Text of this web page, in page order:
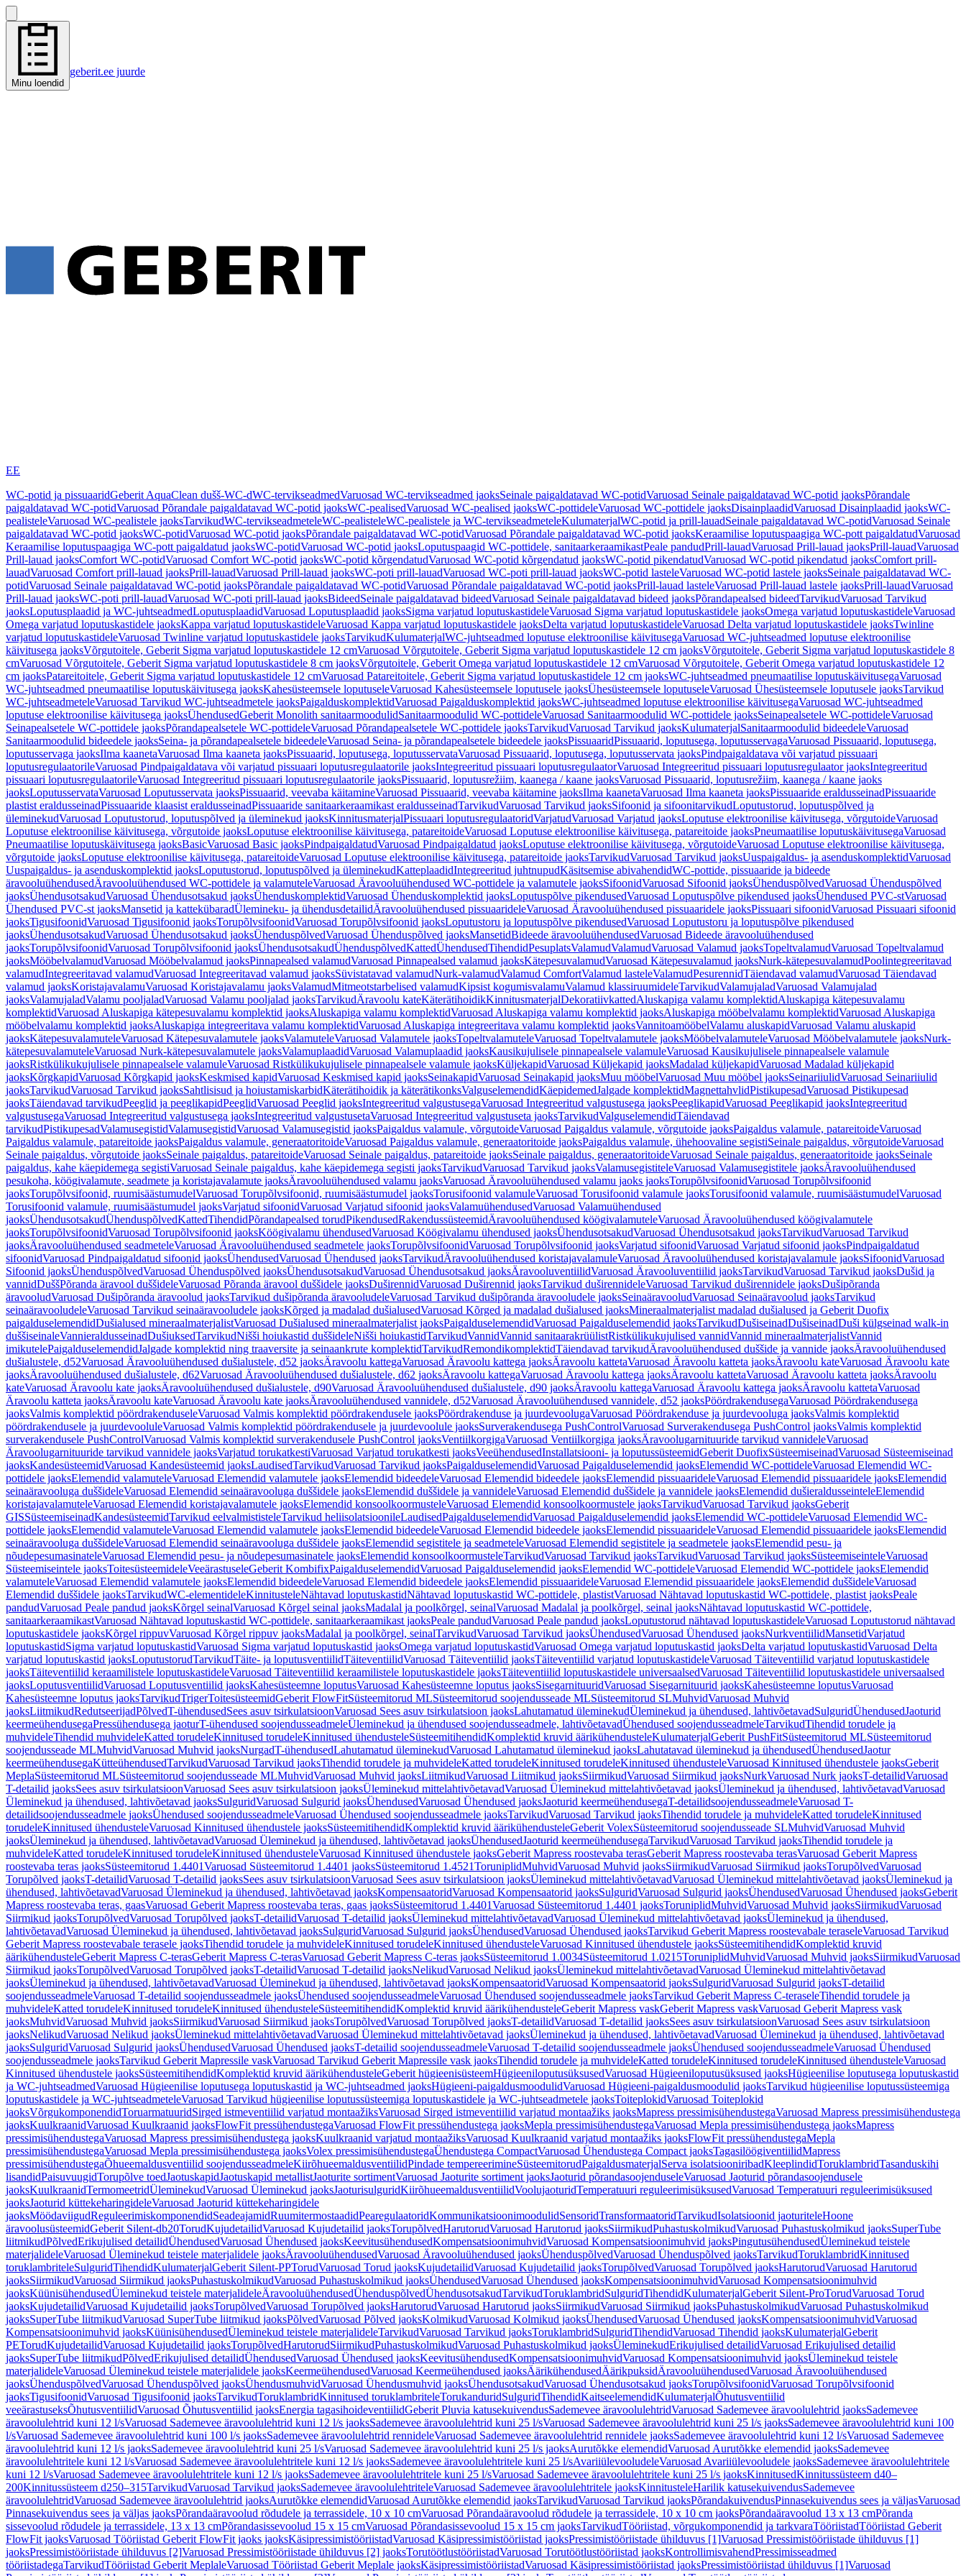
Minu loendid
geberit.ee juurde
EE
WC-potid ja pissuaaridGeberit AquaClean dušš-WC-dWC-tervikseadmedVaruosad WC-tervikseadmed jaoksSeinale paigaldatavad WC-potidVaruosad Seinale paigaldatavad WC-potid jaoksPõrandale
paigaldatavad WC-potidVaruosad Põrandale paigaldatavad WC-potid jaoksWC-pealisedVaruosad WC-pealised jaoksWC-pottideleVaruosad WC-pottidele jaoksDisainplaadidVaruosad Disainplaadid jaoksWC-
pealisteleVaruosad WC-pealistele jaoksTarvikudWC-tervikseadmeteleWC-pealisteleWC-pealistele ja WC-tervikseadmeteleKulumaterjalWC-potid ja prill-lauadSeinale paigaldatavad WC-potidVaruosad Seinale
paigaldatavad WC-potid jaoksWC-potidVaruosad WC-potid jaoksPõrandale paigaldatavad WC-potidVaruosad Põrandale paigaldatavad WC-potid jaoksKeraamilise loputuspaagiga WC-pott paigaldatudVaruosad
Keraamilise loputuspaagiga WC-pott paigaldatud jaoksWC-potidVaruosad WC-potid jaoksLoputuspaagid WC-pottidele, sanitaarkeraamikastPeale pandudPrill-lauadVaruosad Prill-lauad jaoksPrill-lauadVaruosad
Prill-lauad jaoksComfort WC-potidVaruosad Comfort WC-potid jaoksWC-potid kõrgendatudVaruosad WC-potid kõrgendatud jaoksWC-potid pikendatudVaruosad WC-potid pikendatud jaoksComfort prill-
lauadVaruosad Comfort prill-lauad jaoksPrill-lauadVaruosad Prill-lauad jaoksWC-poti prill-lauadVaruosad WC-poti prill-lauad jaoksWC-potid lasteleVaruosad WC-potid lastele jaoksSeinale paigaldatavad WC-
potidVaruosad Seinale paigaldatavad WC-potid jaoksPõrandale paigaldatavad WC-potidVaruosad Põrandale paigaldatavad WC-potid jaoksPrill-lauad lasteleVaruosad Prill-lauad lastele jaoksPrill-lauadVaruosad
Prill-lauad jaoksWC-poti prill-lauadVaruosad WC-poti prill-lauad jaoksBideedSeinale paigaldatavad bideedVaruosad Seinale paigaldatavad bideed jaoksPõrandapealsed bideedTarvikudVaruosad Tarvikud
jaoksLoputusplaadid ja WC-juhtseadmedLoputusplaadidVaruosad Loputusplaadid jaoksSigma varjatud loputuskastideleVaruosad Sigma varjatud loputuskastidele jaoksOmega varjatud loputuskastideleVaruosad
Omega varjatud loputuskastidele jaoksKappa varjatud loputuskastideleVaruosad Kappa varjatud loputuskastidele jaoksDelta varjatud loputuskastideleVaruosad Delta varjatud loputuskastidele jaoksTwinline
varjatud loputuskastideleVaruosad Twinline varjatud loputuskastidele jaoksTarvikudKulumaterjalWC-juhtseadmed loputuse elektroonilise käivitusegaVaruosad WC-juhtseadmed loputuse elektroonilise
käivitusega jaoksVõrgutoitele, Geberit Sigma varjatud loputuskastidele 12 cmVaruosad Võrgutoitele, Geberit Sigma varjatud loputuskastidele 12 cm jaoksVõrgutoitele, Geberit Sigma varjatud loputuskastidele 8
cmVaruosad Võrgutoitele, Geberit Sigma varjatud loputuskastidele 8 cm jaoksVõrgutoitele, Geberit Omega varjatud loputuskastidele 12 cmVaruosad Võrgutoitele, Geberit Omega varjatud loputuskastidele 12
cm jaoksPatareitoitele, Geberit Sigma varjatud loputuskastidele 12 cmVaruosad Patareitoitele, Geberit Sigma varjatud loputuskastidele 12 cm jaoksWC-juhtseadmed pneumaatilise loputuskäivitusegaVaruosad
WC-juhtseadmed pneumaatilise loputuskäivitusega jaoksKahesüsteemsele loputuseleVaruosad Kahesüsteemsele loputusele jaoksÜhesüsteemsele loputuseleVaruosad Ühesüsteemsele loputusele jaoksTarvikud
WC-juhtseadmeteleVaruosad Tarvikud WC-juhtseadmetele jaoksPaigalduskomplektidVaruosad Paigalduskomplektid jaoksWC-juhtseadmed loputuse elektroonilise käivitusegaVaruosad WC-juhtseadmed
loputuse elektroonilise käivitusega jaoksÜhendusedGeberit Monolith sanitaarmoodulidSanitaarmoodulid WC-pottideleVaruosad Sanitaarmoodulid WC-pottidele jaoksSeinapealsetele WC-pottideleVaruosad
Seinapealsetele WC-pottidele jaoksPõrandapealsetele WC-pottideleVaruosad Põrandapealsetele WC-pottidele jaoksTarvikudVaruosad Tarvikud jaoksKulumaterjalSanitaarmoodulid bideedeleVaruosad
Sanitaarmoodulid bideedele jaoksSeina- ja põrandapealsetele bideedeleVaruosad Seina- ja põrandapealsetele bideedele jaoksPissuaaridPissuaarid, loputusega, loputusservagaVaruosad Pissuaarid, loputusega,
loputusservaga jaoksIlma kaanetaVaruosad Ilma kaaneta jaoksPissuaarid, loputusega, loputusservataVaruosad Pissuaarid, loputusega, loputusservata jaoksPindpaigaldatava või varjatud pissuaari
loputusregulaatorileVaruosad Pindpaigaldatava või varjatud pissuaari loputusregulaatorile jaoksIntegreeritud pissuaari loputusregulaatorVaruosad Integreeritud pissuaari loputusregulaator jaoksIntegreeritud
pissuaari loputusregulaatorileVaruosad Integreeritud pissuaari loputusregulaatorile jaoksPissuaarid, loputusrežiim, kaanega / kaane jaoksVaruosad Pissuaarid, loputusrežiim, kaanega / kaane jaoks
jaoksLoputusservataVaruosad Loputusservata jaoksPissuaarid, veevaba käitamineVaruosad Pissuaarid, veevaba käitamine jaoksIlma kaanetaVaruosad Ilma kaaneta jaoksPissuaaride eraldusseinadPissuaaride
plastist eraldusseinadPissuaaride klaasist eraldusseinadPissuaaride sanitaarkeraamikast eraldusseinadTarvikudVaruosad Tarvikud jaoksSifoonid ja sifoonitarvikudLoputustorud, loputuspõlved ja
üleminekudVaruosad Loputustorud, loputuspõlved ja üleminekud jaoksKinnitusmaterjalPissuaari loputusregulaatoridVarjatudVaruosad Varjatud jaoksLoputuse elektroonilise käivitusega, võrgutoideVaruosad
Loputuse elektroonilise käivitusega, võrgutoide jaoksLoputuse elektroonilise käivitusega, patareitoideVaruosad Loputuse elektroonilise käivitusega, patareitoide jaoksPneumaatilise loputuskäivitusegaVaruosad
Pneumaatilise loputuskäivitusega jaoksBasicVaruosad Basic jaoksPindpaigaldatudVaruosad Pindpaigaldatud jaoksLoputuse elektroonilise käivitusega, võrgutoideVaruosad Loputuse elektroonilise käivitusega,
võrgutoide jaoksLoputuse elektroonilise käivitusega, patareitoideVaruosad Loputuse elektroonilise käivitusega, patareitoide jaoksTarvikudVaruosad Tarvikud jaoksUuspaigaldus- ja asenduskomplektidVaruosad
Uuspaigaldus- ja asenduskomplektid jaoksLoputustorud, loputuspõlved ja üleminekudKatteplaadidIntegreeritud juhtnupudKäsitsemise abivahendidWC-pottide, pissuaaride ja bideede
äravooluühendusedÄravooluühendused WC-pottidele ja valamuteleVaruosad Äravooluühendused WC-pottidele ja valamutele jaoksSifoonidVaruosad Sifoonid jaoksÜhenduspõlvedVaruosad Ühenduspõlved
jaoksÜhendusotsakudVaruosad Ühendusotsakud jaoksÜhenduskomplektidVaruosad Ühenduskomplektid jaoksLoputuspõlve pikendusedVaruosad Loputuspõlve pikendused jaoksÜhendused PVC-stVaruosad
Ühendused PVC-st jaoksMansetid ja kattekübaradÜlemineku- ja ühendusdetailidÄravooluühendused pissuaarideleVaruosad Äravooluühendused pissuaaridele jaoksPissuaari sifoonidVaruosad Pissuaari sifoonid
jaoksTigusifoonidVaruosad Tigusifoonid jaoksTorupõlvsifoonidVaruosad Torupõlvsifoonid jaoksLoputustoru ja loputuspõlve pikendusedVaruosad Loputustoru ja loputuspõlve pikendused
jaoksÜhendusotsakudVaruosad Ühendusotsakud jaoksÜhenduspõlvedVaruosad Ühenduspõlved jaoksMansetidBideede äravooluühendusedVaruosad Bideede äravooluühendused
jaoksTorupõlvsifoonidVaruosad Torupõlvsifoonid jaoksÜhendusotsakudÜhenduspõlvedKattedÜhendusedTihendidPesuplatsValamudValamudVaruosad Valamud jaoksTopeltvalamudVaruosad Topeltvalamud
jaoksMööbelvalamudVaruosad Mööbelvalamud jaoksPinnapealsed valamudVaruosad Pinnapealsed valamud jaoksKätepesuvalamudVaruosad Kätepesuvalamud jaoksNurk-kätepesuvalamudPoolintegreeritavad
valamudIntegreeritavad valamudVaruosad Integreeritavad valamud jaoksSüvistatavad valamudNurk-valamudValamud ComfortValamud lasteleValamudPesurennidTäiendavad valamudVaruosad Täiendavad
valamud jaoksKoristajavalamuVaruosad Koristajavalamu jaoksValamudMitmeotstarbelised valamudKipsist kogumisvalamuValamud klassiruumideleTarvikudValamujaladVaruosad Valamujalad
jaoksValamujaladValamu pooljaladVaruosad Valamu pooljalad jaoksTarvikudÄravoolu kateKäterätihoidikKinnitusmaterjalDekoratiivkattedAluskapiga valamu komplektidAluskapiga kätepesuvalamu
komplektidVaruosad Aluskapiga kätepesuvalamu komplektid jaoksAluskapiga valamu komplektidVaruosad Aluskapiga valamu komplektid jaoksAluskapiga mööbelvalamu komplektidVaruosad Aluskapiga
mööbelvalamu komplektid jaoksAluskapiga integreeritava valamu komplektidVaruosad Aluskapiga integreeritava valamu komplektid jaoksVannitoamööbelValamu aluskapidVaruosad Valamu aluskapid
jaoksKätepesuvalamuteleVaruosad Kätepesuvalamutele jaoksValamuteleVaruosad Valamutele jaoksTopeltvalamuteleVaruosad Topeltvalamutele jaoksMööbelvalamuteleVaruosad Mööbelvalamutele jaoksNurk-
kätepesuvalamuteleVaruosad Nurk-kätepesuvalamutele jaoksValamuplaadidVaruosad Valamuplaadid jaoksKausikujulisele pinnapealsele valamuleVaruosad Kausikujulisele pinnapealsele valamule
jaoksRistkülikukujulisele pinnapealsele valamuleVaruosad Ristkülikukujulisele pinnapealsele valamule jaoksKüljekapidVaruosad Küljekapid jaoksMadalad küljekapidVaruosad Madalad küljekapid
jaoksKõrgkapidVaruosad Kõrgkapid jaoksKeskmised kapidVaruosad Keskmised kapid jaoksSeinakapidVaruosad Seinakapid jaoksMuu mööbelVaruosad Muu mööbel jaoksSeinariiulidVaruosad Seinariiulid
jaoksTarvikudVaruosad Tarvikud jaoksSahtlisisud ja hoiustamiskarbidKäterätihoidik ja käterätikonksValguselemendidKäepidemedJalgade komplektidMagnettahvlidPistikupesadVaruosad Pistikupesad
jaoksTäiendavad tarvikudPeeglid ja peeglikapidPeeglidVaruosad Peeglid jaoksIntegreeritud valgustusegaVaruosad Integreeritud valgustusega jaoksPeeglikapidVaruosad Peeglikapid jaoksIntegreeritud
valgustusegaVaruosad Integreeritud valgustusega jaoksIntegreeritud valgustusetaVaruosad Integreeritud valgustuseta jaoksTarvikudValguselemendidTäiendavad
tarvikudPistikupesadValamusegistidValamusegistidVaruosad Valamusegistid jaoksPaigaldus valamule, võrgutoideVaruosad Paigaldus valamule, võrgutoide jaoksPaigaldus valamule, patareitoideVaruosad
Paigaldus valamule, patareitoide jaoksPaigaldus valamule, generaatoritoideVaruosad Paigaldus valamule, generaatoritoide jaoksPaigaldus valamule, ühehoovaline segistiSeinale paigaldus, võrgutoideVaruosad
Seinale paigaldus, võrgutoide jaoksSeinale paigaldus, patareitoideVaruosad Seinale paigaldus, patareitoide jaoksSeinale paigaldus, generaatoritoideVaruosad Seinale paigaldus, generaatoritoide jaoksSeinale
paigaldus, kahe käepidemega segistiVaruosad Seinale paigaldus, kahe käepidemega segisti jaoksTarvikudVaruosad Tarvikud jaoksValamusegistiteleVaruosad Valamusegistitele jaoksÄravooluühendused
pesukoha, köögivalamute, seadmete ja koristajavalamute jaoksÄravooluühendused valamu jaoksVaruosad Äravooluühendused valamu jaoks jaoksTorupõlvsifoonidVaruosad Torupõlvsifoonid
jaoksTorupõlvsifoonid, ruumisäästumudelVaruosad Torupõlvsifoonid, ruumisäästumudel jaoksTorusifoonid valamuleVaruosad Torusifoonid valamule jaoksTorusifoonid valamule, ruumisäästumudelVaruosad
Torusifoonid valamule, ruumisäästumudel jaoksVarjatud sifoonidVaruosad Varjatud sifoonid jaoksValamuühendusedVaruosad Valamuühendused
jaoksÜhendusotsakudÜhenduspõlvedKattedTihendidPõrandapealsed torudPikendusedRakendussüsteemidÄravooluühendused köögivalamuteleVaruosad Äravooluühendused köögivalamutele
jaoksTorupõlvsifoonidVaruosad Torupõlvsifoonid jaoksKöögivalamu ühendusedVaruosad Köögivalamu ühendused jaoksÜhendusotsakudVaruosad Ühendusotsakud jaoksTarvikudVaruosad Tarvikud
jaoksÄravooluühendused seadmeteleVaruosad Äravooluühendused seadmetele jaoksTorupõlvsifoonidVaruosad Torupõlvsifoonid jaoksVarjatud sifoonidVaruosad Varjatud sifoonid jaoksPindpaigaldatud
sifoonidVaruosad Pindpaigaldatud sifoonid jaoksÜhendusedVaruosad Ühendused jaoksTarvikudÄravooluühendused koristajavalamuleVaruosad Äravooluühendused koristajavalamule jaoksSifoonidVaruosad
Sifoonid jaoksÜhenduspõlvedVaruosad Ühenduspõlved jaoksÜhendusotsakudVaruosad Ühendusotsakud jaoksÄravooluventiilidVaruosad Äravooluventiilid jaoksTarvikudVaruosad Tarvikud jaoksDušid ja
vannidDuššPõranda äravool duššideleVaruosad Põranda äravool duššidele jaoksDuširennidVaruosad Duširennid jaoksTarvikud duširennideleVaruosad Tarvikud duširennidele jaoksDušipõranda
äravooludVaruosad Dušipõranda äravoolud jaoksTarvikud dušipõranda äravooludeleVaruosad Tarvikud dušipõranda äravooludele jaoksSeinaäravooludVaruosad Seinaäravoolud jaoksTarvikud
seinaäravooludeleVaruosad Tarvikud seinaäravooludele jaoksKõrged ja madalad dušialusedVaruosad Kõrged ja madalad dušialused jaoksMineraalmaterjalist madalad dušialused ja Geberit Duofix
paigalduselemendidDušialused mineraalmaterjalistVaruosad Dušialused mineraalmaterjalist jaoksPaigalduselemendidVaruosad Paigalduselemendid jaoksTarvikudDušiseinadDušiseinadDuši külgseinad walk-in
duššiseinaleVannieraldusseinadDušiuksedTarvikudNišši hoiukastid duššideleNišši hoiukastidTarvikudVannidVannid sanitaarakrüülistRistkülikukujulised vannidVannid mineraalmaterjalistVannid
imikutelePaigalduselemendidJalgade komplektid ning traaversite ja seinaankrute komplektidTarvikudRemondikomplektidTäiendavad tarvikudÄravooluühendused duššide ja vannide jaoksÄravooluühendused
dušialustele, d52Varuosad Äravooluühendused dušialustele, d52 jaoksÄravoolu kattegaVaruosad Äravoolu kattega jaoksÄravoolu kattetaVaruosad Äravoolu katteta jaoksÄravoolu kateVaruosad Äravoolu kate
jaoksÄravooluühendused dušialustele, d62Varuosad Äravooluühendused dušialustele, d62 jaoksÄravoolu kattegaVaruosad Äravoolu kattega jaoksÄravoolu kattetaVaruosad Äravoolu katteta jaoksÄravoolu
kateVaruosad Äravoolu kate jaoksÄravooluühendused dušialustele, d90Varuosad Äravooluühendused dušialustele, d90 jaoksÄravoolu kattegaVaruosad Äravoolu kattega jaoksÄravoolu kattetaVaruosad
Äravoolu katteta jaoksÄravoolu kateVaruosad Äravoolu kate jaoksÄravooluühendused vannidele, d52Varuosad Äravooluühendused vannidele, d52 jaoksPöördrakendusegaVaruosad Pöördrakendusega
jaoksValmis komplektid pöördrakenduseleVaruosad Valmis komplektid pöördrakendusele jaoksPöördrakenduse ja juurdevoolugaVaruosad Pöördrakenduse ja juurdevooluga jaoksValmis komplektid
pöördrakendusele ja juurdevooluleVaruosad Valmis komplektid pöördrakendusele ja juurdevoolule jaoksSurverakendusega PushControlVaruosad Surverakendusega PushControl jaoksValmis komplektid
surverakendusele PushControlVaruosad Valmis komplektid surverakendusele PushControl jaoksVentiilkorgigaVaruosad Ventiilkorgiga jaoksÄravoolugarnituuride tarvikud vannideleVaruosad
Äravoolugarnituuride tarvikud vannidele jaoksVarjatud torukatkestiVaruosad Varjatud torukatkesti jaoksVeeühendusedInstallatsiooni- ja loputussüsteemidGeberit DuofixSüsteemiseinadVaruosad Süsteemiseinad
jaoksKandesüsteemidVaruosad Kandesüsteemid jaoksLaudisedTarvikudVaruosad Tarvikud jaoksPaigalduselemendidVaruosad Paigalduselemendid jaoksElemendid WC-pottideleVaruosad Elemendid WC-
pottidele jaoksElemendid valamuteleVaruosad Elemendid valamutele jaoksElemendid bideedeleVaruosad Elemendid bideedele jaoksElemendid pissuaarideleVaruosad Elemendid pissuaaridele jaoksElemendid
seinaäravooluga duššideleVaruosad Elemendid seinaäravooluga duššidele jaoksElemendid duššidele ja vannideleVaruosad Elemendid duššidele ja vannidele jaoksElemendid dušieraldusseinteleElemendid
koristajavalamuteleVaruosad Elemendid koristajavalamutele jaoksElemendid konsoolkoormusteleVaruosad Elemendid konsoolkoormustele jaoksTarvikudVaruosad Tarvikud jaoksGeberit
GISSüsteemiseinadKandesüsteemidTarvikud eelvalmististeleTarvikud heliisolatsioonileLaudisedPaigalduselemendidVaruosad Paigalduselemendid jaoksElemendid WC-pottideleVaruosad Elemendid WC-
pottidele jaoksElemendid valamuteleVaruosad Elemendid valamutele jaoksElemendid bideedeleVaruosad Elemendid bideedele jaoksElemendid pissuaarideleVaruosad Elemendid pissuaaridele jaoksElemendid
seinaäravooluga duššideleVaruosad Elemendid seinaäravooluga duššidele jaoksElemendid segistitele ja seadmeteleVaruosad Elemendid segistitele ja seadmetele jaoksElemendid pesu- ja
nõudepesumasinateleVaruosad Elemendid pesu- ja nõudepesumasinatele jaoksElemendid konsoolkoormusteleTarvikudVaruosad Tarvikud jaoksTarvikudVaruosad Tarvikud jaoksSüsteemiseinteleVaruosad
Süsteemiseintele jaoksToitesüsteemideleVeeärastuseleGeberit KombifixPaigalduselemendidVaruosad Paigalduselemendid jaoksElemendid WC-pottideleVaruosad Elemendid WC-pottidele jaoksElemendid
valamuteleVaruosad Elemendid valamutele jaoksElemendid bideedeleVaruosad Elemendid bideedele jaoksElemendid pissuaarideleVaruosad Elemendid pissuaaridele jaoksElemendid duššideleVaruosad
Elemendid duššidele jaoksTarvikudWC-elementideleKinnitusteleNähtavad loputuskastidNähtavad loputuskastid WC-pottidele, plastistVaruosad Nähtavad loputuskastid WC-pottidele, plastist jaoksPeale
pandudVaruosad Peale pandud jaoksKõrgel seinalVaruosad Kõrgel seinal jaoksMadalal ja poolkõrgel, seinalVaruosad Madalal ja poolkõrgel, seinal jaoksNähtavad loputuskastid WC-pottidele,
sanitaarkeraamikastVaruosad Nähtavad loputuskastid WC-pottidele, sanitaarkeraamikast jaoksPeale pandudVaruosad Peale pandud jaoksLoputustorud nähtavad loputuskastideleVaruosad Loputustorud nähtavad
loputuskastidele jaoksKõrgel rippuvVaruosad Kõrgel rippuv jaoksMadalal ja poolkõrgel, seinalTarvikudVaruosad Tarvikud jaoksÜhendusedVaruosad Ühendused jaoksNurkventiilidMansetidVarjatud
loputuskastidSigma varjatud loputuskastidVaruosad Sigma varjatud loputuskastid jaoksOmega varjatud loputuskastidVaruosad Omega varjatud loputuskastid jaoksDelta varjatud loputuskastidVaruosad Delta
varjatud loputuskastid jaoksLoputustorudTarvikudTäite- ja loputusventiilidTäiteventiilidVaruosad Täiteventiilid jaoksTäiteventiilid varjatud loputuskastideleVaruosad Täiteventiilid varjatud loputuskastidele
jaoksTäiteventiilid keraamilistele loputuskastideleVaruosad Täiteventiilid keraamilistele loputuskastidele jaoksTäiteventiilid loputuskastidele universaalsedVaruosad Täiteventiilid loputuskastidele universaalsed
jaoksLoputusventiilidVaruosad Loputusventiilid jaoksKahesüsteemne loputusVaruosad Kahesüsteemne loputus jaoksSisegarnituuridVaruosad Sisegarnituurid jaoksKahesüsteemne loputusVaruosad
Kahesüsteemne loputus jaoksTarvikudTrigerToitesüsteemidGeberit FlowFitSüsteemitorud MLSüsteemitorud soojendusseade MLSüsteemitorud SLMuhvidVaruosad Muhvid
jaoksLiitmikudRedutseerijadPõlvedT-ühendusedSees asuv tsirkulatsioonVaruosad Sees asuv tsirkulatsioon jaoksLahutamatud üleminekudÜleminekud ja ühendused, lahtivõetavadSulguridÜhendusedJaoturid
keermeühendusegaPressühendusega jaoturT-ühendused soojendusseadmeleÜleminekud ja ühendused soojendusseadmele, lahtivõetavadÜhendused soojendusseadmeleTarvikudTihendid torudele ja
muhvideleTihendid muhvideleKatted torudeleKinnitused torudeleKinnitused ühendusteleSüsteemitihendidKomplektid kruvid äärikühendusteleKulumaterjalGeberit PushFitSüsteemitorud MLSüsteemitorud
soojendusseade MLMuhvidVaruosad Muhvid jaoksNurgadT-ühendusedLahutamatud üleminekudVaruosad Lahutamatud üleminekud jaoksLahutatavad üleminekud ja ühendusedÜhendusedJaotur
keermeühendusegaKütteühendusedTarvikudVaruosad Tarvikud jaoksTihendid torudele ja muhvideleKatted torudeleKinnitused torudeleKinnitused ühendusteleVaruosad Kinnitused ühendustele jaoksGeberit
MeplaSüsteemitorud MLSüsteemitorud soojendusseade MLMuhvidVaruosad Muhvid jaoksLiitmikudVaruosad Liitmikud jaoksSiirmikudVaruosad Siirmikud jaoksNurkVaruosad Nurk jaoksT-detailidVaruosad
T-detailid jaoksSees asuv tsirkulatsioonVaruosad Sees asuv tsirkulatsioon jaoksÜleminekud mittelahtivõetavadVaruosad Üleminekud mittelahtivõetavad jaoksÜleminekud ja ühendused, lahtivõetavadVaruosad
Üleminekud ja ühendused, lahtivõetavad jaoksSulguridVaruosad Sulgurid jaoksÜhendusedVaruosad Ühendused jaoksJaoturid keermeühendusegaT-detailidsoojendusseadmeleVaruosad T-
detailidsoojendusseadmele jaoksÜhendused soojendusseadmeleVaruosad Ühendused soojendusseadmele jaoksTarvikudVaruosad Tarvikud jaoksTihendid torudele ja muhvideleKatted torudeleKinnitused
torudeleKinnitused ühendusteleVaruosad Kinnitused ühendustele jaoksSüsteemitihendidKomplektid kruvid äärikühendusteleGeberit VolexSüsteemitorud soojendusseade SLMuhvidVaruosad Muhvid
jaoksÜleminekud ja ühendused, lahtivõetavadVaruosad Üleminekud ja ühendused, lahtivõetavad jaoksÜhendusedJaoturid keermeühendusegaTarvikudVaruosad Tarvikud jaoksTihendid torudele ja
muhvideleKatted torudeleKinnitused torudeleKinnitused ühendusteleVaruosad Kinnitused ühendustele jaoksGeberit Mapress roostevaba terasGeberit Mapress roostevaba terasVaruosad Geberit Mapress
roostevaba teras jaoksSüsteemitorud 1.4401Varuosad Süsteemitorud 1.4401 jaoksSüsteemitorud 1.4521ToruniplidMuhvidVaruosad Muhvid jaoksSiirmikudVaruosad Siirmikud jaoksTorupõlvedVaruosad
Torupõlved jaoksT-detailidVaruosad T-detailid jaoksSees asuv tsirkulatsioonVaruosad Sees asuv tsirkulatsioon jaoksÜleminekud mittelahtivõetavadVaruosad Üleminekud mittelahtivõetavad jaoksÜleminekud ja
ühendused, lahtivõetavadVaruosad Üleminekud ja ühendused, lahtivõetavad jaoksKompensaatoridVaruosad Kompensaatorid jaoksSulguridVaruosad Sulgurid jaoksÜhendusedVaruosad Ühendused jaoksGeberit
Mapress roostevaba teras, gaasVaruosad Geberit Mapress roostevaba teras, gaas jaoksSüsteemitorud 1.4401Varuosad Süsteemitorud 1.4401 jaoksToruniplidMuhvidVaruosad Muhvid jaoksSiirmikudVaruosad
Siirmikud jaoksTorupõlvedVaruosad Torupõlved jaoksT-detailidVaruosad T-detailid jaoksÜleminekud mittelahtivõetavadVaruosad Üleminekud mittelahtivõetavad jaoksÜleminekud ja ühendused,
lahtivõetavadVaruosad Üleminekud ja ühendused, lahtivõetavad jaoksSulguridVaruosad Sulgurid jaoksÜhendusedVaruosad Ühendused jaoksTarvikud Geberit Mapress roostevabale teraseleVaruosad Tarvikud
Geberit Mapress roostevabale terasele jaoksTihendid torudele ja muhvideleKinnitused torudeleKinnitused ühendusteleVaruosad Kinnitused ühendustele jaoksSüsteemitihendidKomplektid kruvid
äärikühendusteleGeberit Mapress C-terasGeberit Mapress C-terasVaruosad Geberit Mapress C-teras jaoksSüsteemitorud 1.0034Süsteemitorud 1.0215ToruniplidMuhvidVaruosad Muhvid jaoksSiirmikudVaruosad
Siirmikud jaoksTorupõlvedVaruosad Torupõlved jaoksT-detailidVaruosad T-detailid jaoksNelikudVaruosad Nelikud jaoksÜleminekud mittelahtivõetavadVaruosad Üleminekud mittelahtivõetavad
jaoksÜleminekud ja ühendused, lahtivõetavadVaruosad Üleminekud ja ühendused, lahtivõetavad jaoksKompensaatoridVaruosad Kompensaatorid jaoksSulguridVaruosad Sulgurid jaoksT-detailid
soojendusseadmeleVaruosad T-detailid soojendusseadmele jaoksÜhendused soojendusseadmeleVaruosad Ühendused soojendusseadmele jaoksTarvikud Geberit Mapress C-teraseleTihendid torudele ja
muhvideleKatted torudeleKinnitused torudeleKinnitused ühendusteleSüsteemitihendidKomplektid kruvid äärikühendusteleGeberit Mapress vaskGeberit Mapress vaskVaruosad Geberit Mapress vask
jaoksMuhvidVaruosad Muhvid jaoksSiirmikudVaruosad Siirmikud jaoksTorupõlvedVaruosad Torupõlved jaoksT-detailidVaruosad T-detailid jaoksSees asuv tsirkulatsioonVaruosad Sees asuv tsirkulatsioon
jaoksNelikudVaruosad Nelikud jaoksÜleminekud mittelahtivõetavadVaruosad Üleminekud mittelahtivõetavad jaoksÜleminekud ja ühendused, lahtivõetavadVaruosad Üleminekud ja ühendused, lahtivõetavad
jaoksSulguridVaruosad Sulgurid jaoksÜhendusedVaruosad Ühendused jaoksT-detailid soojendusseadmeleVaruosad T-detailid soojendusseadmele jaoksÜhendused soojendusseadmeleVaruosad Ühendused
soojendusseadmele jaoksTarvikud Geberit Mapressile vaskVaruosad Tarvikud Geberit Mapressile vask jaoksTihendid torudele ja muhvideleKatted torudeleKinnitused torudeleKinnitused ühendusteleVaruosad
Kinnitused ühendustele jaoksSüsteemitihendidKomplektid kruvid äärikühendusteleGeberit hügieenisüsteemHügieeniloputusüksusedVaruosad Hügieeniloputusüksused jaoksHügieenilise loputusega loputuskastid
ja WC-juhtseadmedVaruosad Hügieenilise loputusega loputuskastid ja WC-juhtseadmed jaoksHügieeni-paigaldusmoodulidVaruosad Hügieeni-paigaldusmoodulid jaoksTarvikud hügieenilise loputussüsteemiga
loputuskastidele ja WC-juhtseadmeteleVaruosad Tarvikud hügieenilise loputussüsteemiga loputuskastidele ja WC-juhtseadmetele jaoksToiteplokidVaruosad Toiteplokid
jaoksVõrgukomponendidToruarmatuuridSirged istmeventiilid varjatud montaažiksVaruosad Sirged istmeventiilid varjatud montaažiks jaoksMapress pressimisühendustegaVaruosad Mapress pressimisühendustega
jaoksKuulkraanidVaruosad Kuulkraanid jaoksFlowFit pressühendustegaVaruosad FlowFit pressühendustega jaoksMepla pressimisühendustegaVaruosad Mepla pressimisühendustega jaoksMapress
pressimisühendustegaVaruosad Mapress pressimisühendustega jaoksKuulkraanid varjatud montaažiksVaruosad Kuulkraanid varjatud montaažiks jaoksFlowFit pressühendustegaMepla
pressimisühendustegaVaruosad Mepla pressimisühendustega jaoksVolex pressimisühendustegaÜhendustega CompactVaruosad Ühendustega Compact jaoksTagasilöögiventiilidMapress
pressimisühendustegaÕhueemaldusventiilid soojendusseadmeleKiirõhueemaldusventiilidPindade tempereerimineSüsteemitorudPaigaldusmaterjalServa isolatsiooniribadKleeplindidToruklambridTasanduskihi
lisandidPaisuvuugidTorupõlve toedJaotuskapidJaotuskapid metallistJaoturite sortimentVaruosad Jaoturite sortiment jaoksJaoturid põrandasoojenduseleVaruosad Jaoturid põrandasoojendusele
jaoksKuulkraanidTermomeetridÜleminekudVaruosad Üleminekud jaoksJaoturisulguridKiirõhueemaldusventiilidVoolujaoturidTemperatuuri reguleerimisüksusedVaruosad Temperatuuri reguleerimisüksused
jaoksJaoturid küttekeharingideleVaruosad Jaoturid küttekeharingidele
jaoksMöödaviigudReguleerimiskomponendidSeadeajamidRuumitermostaadidPearegulaatoridKommunikatsioonimoodulidSensoridTransformaatoridTarvikudIsolatsioonid jaoturiteleHoone
äravoolusüsteemidGeberit Silent-db20TorudKujudetailidVaruosad Kujudetailid jaoksTorupõlvedHarutorudVaruosad Harutorud jaoksSiirmikudPuhastuskolmikudVaruosad Puhastuskolmikud jaoksSuperTube
liitmikudPõlvedErikujulised detailidÜhendusedVaruosad Ühendused jaoksKeevitusühendusedKompensatsioonimuhvidVaruosad Kompensatsioonimuhvid jaoksPingutusühendusedÜleminekud teistele
materjalideleVaruosad Üleminekud teistele materjalidele jaoksÄravooluühendusedVaruosad Äravooluühendused jaoksÜhenduspõlvedVaruosad Ühenduspõlved jaoksTarvikudToruklambridKinnitused
toruklambriteleSulguridTihendidKulumaterjalGeberit Silent-PPTorudVaruosad Torud jaoksKujudetailidVaruosad Kujudetailid jaoksTorupõlvedVaruosad Torupõlved jaoksHarutorudVaruosad Harutorud
jaoksSiirmikudVaruosad Siirmikud jaoksPuhastuskolmikudVaruosad Puhastuskolmikud jaoksÜhendusedVaruosad Ühendused jaoksKompensatsioonimuhvidVaruosad Kompensatsioonimuhvid
jaoksKüünisühendusedÜleminekud teistele materjalideleÄravooluühendusedÜhenduspõlvedÜhendusotsakudTarvikudToruklambridSulguridTihendidKulumaterjalGeberit Silent-ProTorudVaruosad Torud
jaoksKujudetailidVaruosad Kujudetailid jaoksTorupõlvedVaruosad Torupõlved jaoksHarutorudVaruosad Harutorud jaoksSiirmikudVaruosad Siirmikud jaoksPuhastuskolmikudVaruosad Puhastuskolmikud
jaoksSuperTube liitmikudVaruosad SuperTube liitmikud jaoksPõlvedVaruosad Põlved jaoksKolmikudVaruosad Kolmikud jaoksÜhendusedVaruosad Ühendused jaoksKompensatsioonimuhvidVaruosad
Kompensatsioonimuhvid jaoksKüünisühendusedÜleminekud teistele materjalideleTarvikudVaruosad Tarvikud jaoksToruklambridSulguridTihendidVaruosad Tihendid jaoksKulumaterjalGeberit
PETorudKujudetailidVaruosad Kujudetailid jaoksTorupõlvedHarutorudSiirmikudPuhastuskolmikudVaruosad Puhastuskolmikud jaoksÜleminekudErikujulised detailidVaruosad Erikujulised detailid
jaoksSuperTube liitmikudPõlvedErikujulised detailidÜhendusedVaruosad Ühendused jaoksKeevitusühendusedKompensatsioonimuhvidVaruosad Kompensatsioonimuhvid jaoksÜleminekud teistele
materjalideleVaruosad Üleminekud teistele materjalidele jaoksKeermeühendusedVaruosad Keermeühendused jaoksÄärikühendusedÄärikpuksidÄravooluühendusedVaruosad Äravooluühendused
jaoksÜhenduspõlvedVaruosad Ühenduspõlved jaoksÜhendusmuhvidVaruosad Ühendusmuhvid jaoksÜhendusotsakudVaruosad Ühendusotsakud jaoksTorupõlvsifoonidVaruosad Torupõlvsifoonid
jaoksTigusifoonidVaruosad Tigusifoonid jaoksTarvikudToruklambridKinnitused toruklambriteleTorukanduridSulguridTihendidKaitseelemendidKulumaterjalÕhutusventiilid
veeärastuseksÕhutusventiilidVaruosad Õhutusventiilid jaoksEnergia tagasihoideventiilidGeberit Pluvia katusekuivendusSademevee äravoolulehtridVaruosad Sademevee äravoolulehtrid jaoksSademevee
äravoolulehtrid kuni 12 l/sVaruosad Sademevee äravoolulehtrid kuni 12 l/s jaoksSademevee äravoolulehtrid kuni 25 l/sVaruosad Sademevee äravoolulehtrid kuni 25 l/s jaoksSademevee äravoolulehtrid kuni 100
l/sVaruosad Sademevee äravoolulehtrid kuni 100 l/s jaoksSademevee äravoolulehtrid rennideleVaruosad Sademevee äravoolulehtrid rennidele jaoksSademevee äravoolulehtrid kuni 12 l/sVaruosad Sademevee
äravoolulehtrid kuni 12 l/s jaoksSademevee äravoolulehtrid kuni 25 l/sVaruosad Sademevee äravoolulehtrid kuni 25 l/s jaoksAurutõkke elemendidVaruosad Aurutõkke elemendid jaoksSademevee
äravoolulehtritele kuni 12 l/sVaruosad Sademevee äravoolulehtritele kuni 12 l/s jaoksSademevee äravoolulehtritele kuni 25 l/sAvariiülevooludeleVaruosad Avariiülevooludele jaoksSademevee äravoolulehtritele
kuni 12 l/sVaruosad Sademevee äravoolulehtritele kuni 12 l/s jaoksSademevee äravoolulehtritele kuni 25 l/sVaruosad Sademevee äravoolulehtritele kuni 25 l/s jaoksKinnitusedKinnitussüsteem d40–
200Kinnitussüsteem d250–315TarvikudVaruosad Tarvikud jaoksSademevee äravoolulehtriteleVaruosad Sademevee äravoolulehtritele jaoksKinnitusteleHarilik katusekuivendusSademevee
äravoolulehtridVaruosad Sademevee äravoolulehtrid jaoksAurutõkke elemendidVaruosad Aurutõkke elemendid jaoksTarvikudVaruosad Tarvikud jaoksPõrandakuivendusPinnasekuivendus sees ja väljasVaruosad
Pinnasekuivendus sees ja väljas jaoksPõrandaäravoolud rõdudele ja terrassidele, 10 x 10 cmVaruosad Põrandaäravoolud rõdudele ja terrassidele, 10 x 10 cm jaoksPõrandaäravoolud 13 x 13 cmPõranda
sissevoolud rõdudele ja terrassidele, 13 x 13 cmPõrandasissevoolud 15 x 15 cmVaruosad Põrandasissevoolud 15 x 15 cm jaoksTarvikudTööriistad, võrgukomponendid ja tarkvaraTööriistadTööriistad Geberit
FlowFit jaoksVaruosad Tööriistad Geberit FlowFit jaoks jaoksKäsipressimistööriistadVaruosad Käsipressimistööriistad jaoksPressimistööriistade ühilduvus [1]Varuosad Pressimistööriistade ühilduvus [1]
jaoksPressimistööriistade ühilduvus [2]Varuosad Pressimistööriistade ühilduvus [2] jaoksTorutöötlustööriistadVaruosad Torutöötlustööriistad jaoksKontrollimisvahendPressimisseadmed
tööriistadegaTarvikudTööriistad Geberit MeplaleVaruosad Tööriistad Geberit Meplale jaoksKäsipressimistööriistadVaruosad Käsipressimistööriistad jaoksPressimistööriistad ühilduvus [1]Varuosad